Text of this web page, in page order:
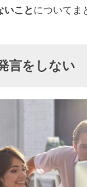
いことについてま
言をしない